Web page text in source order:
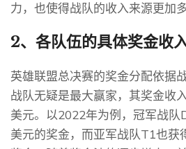
力，也使得战队的收入来源更加多
2、各队伍的具体奖金收
英雄联盟总决赛的奖金分配依据
战队无疑是最大赢家，其奖金收
美元。以2022年为例，冠军战队
美元的奖金，而亚军战队T1也获